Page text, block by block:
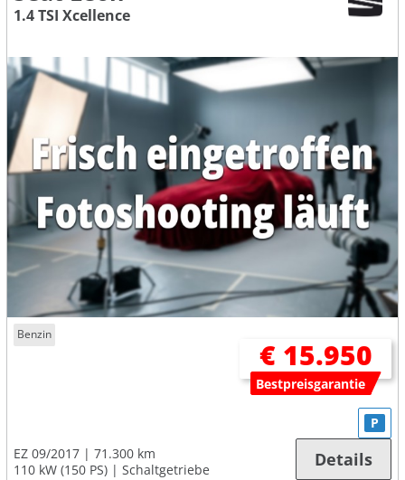
1.4 TSI Xcellence
Benzin
€ 15.950
Bestpreisgarantie
EZ 09/2017
71.300 km
110 kW (150 PS)
Schaltgetriebe
P
Details